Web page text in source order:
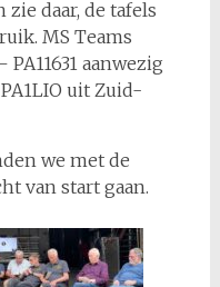
daar, de tafels
MS Teams
aanwezig
uit Zuid-
we met de
van start gaan.